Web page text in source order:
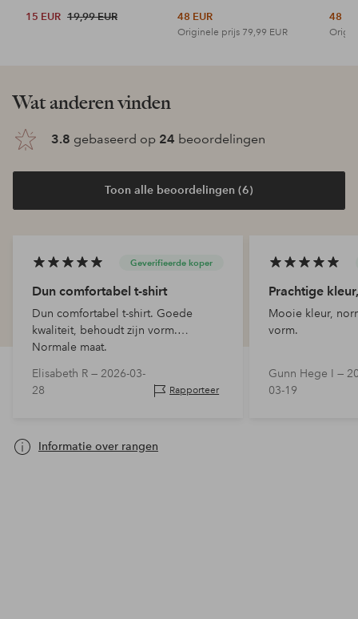
15 EUR 19,99 EUR
48 EUR
Originele prijs 79,99 EUR
48
Wat anderen vinden
3.8 gebaseerd op 24 beoordelingen
Toon alle beoordelingen (6)
Geverifieerde koper
Dun comfortabel t-shirt
Dun comfortabel t-shirt. Goede
kwaliteit, behoudt zijn vorm.
Normale maat.
Elisabeth R — 2026-03-
28
Rapporteer
Prachtige
Mooie kleur,
vorm.
Gunn Hege I —
03-19
Informatie over rangen